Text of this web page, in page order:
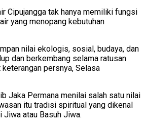
Cipujangga tak hanya memiliki fungsi
yang menopang kebutuhan
nilai ekologis, sosial, budaya, dan
dan berkembang selama ratusan
keterangan persnya, Selasa
Jaka Permana menilai salah satu nilai
itu tradisi spiritual yang dikenal
Jiwa atau Basuh Jiwa.